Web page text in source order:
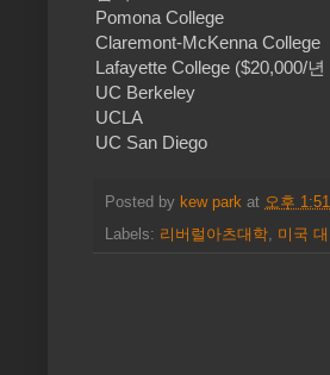
Pomona College
Claremont-McKenna College
Lafayette College ($20,000/
UC Berkeley
UCLA
UC San Diego
Posted by kew park at 오후 1:51
Labels: 리버럴아츠대학, 미국